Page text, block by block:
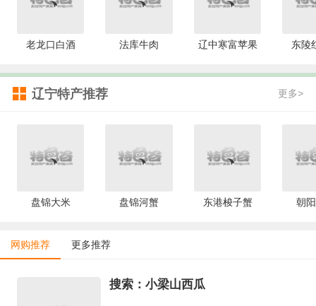
老龙口白酒 法库牛肉 辽中寒富苹果 东陵
辽宁特产推荐 更多>
盘锦大米 盘锦河蟹 东港梭子蟹 朝
网购推荐 更多推荐
搜索：小梁山西瓜